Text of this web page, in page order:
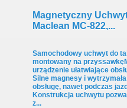
Magnetyczny
Maclean MC-822,...
Samochodowy uchwyt do
montowany na
urządzenie ułatwiające
Silne magnesy i
obsługę, nawet podczas
Konstrukcja uchwytu
z...